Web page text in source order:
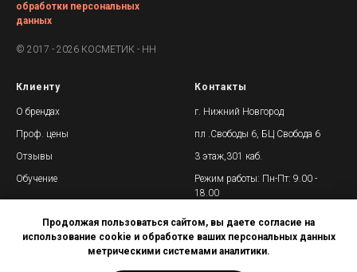
Продолжая пользоваться сайтом, вы даете согласие на
использование cookie и обработке ваших персональных данных
метрическими системами аналитики.
обработки персональных
данных
© 2017 - 2026 КОСМЕТИК - НН
Клиенту
О брендах
Проф. цены
Отзывы
Обучение
Контакты
г. Нижний Новгород
пл .Свободы 6, БЦ Свобода 6
3 этаж,301 каб.
Режим работы: Пн-Пт: 9.00 -
18.00